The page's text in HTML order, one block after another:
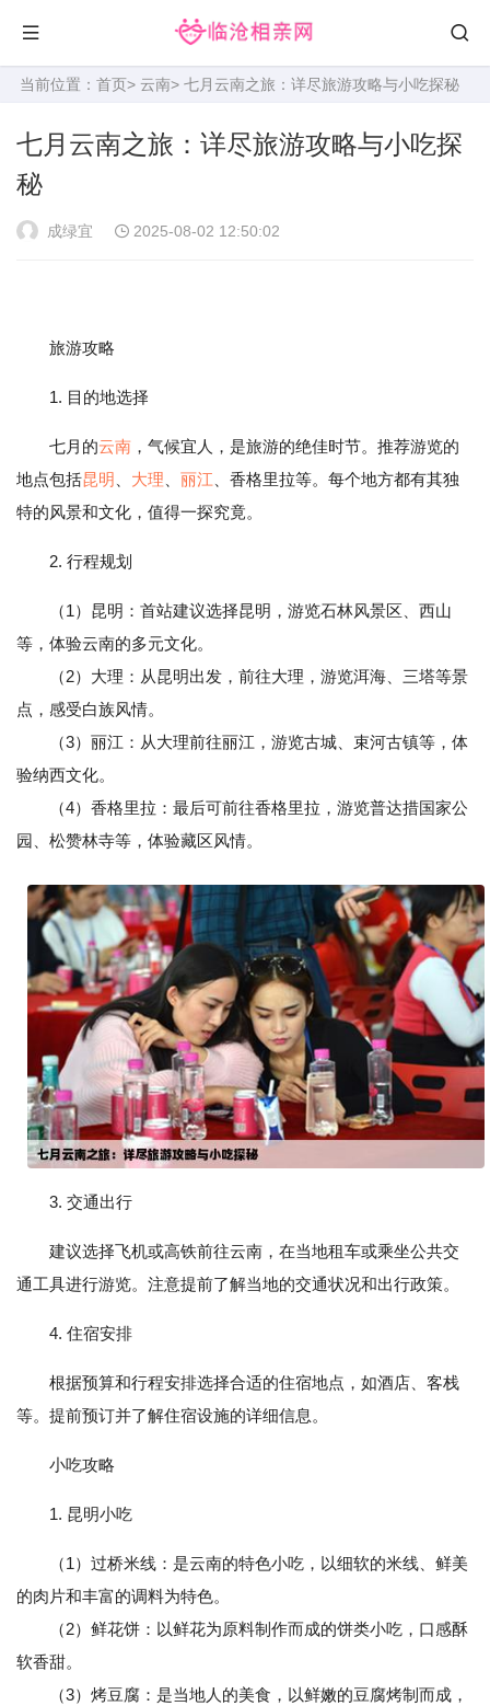
当前位置： 首页> 云南> 七月云南之旅：详尽旅游攻略与小吃探秘
七月云南之旅：详尽旅游攻略与小吃探
秘
成绿宜 2025-08-02 12:50:02
旅游攻略
1. 目的地选择
七月的云南 ，气候宜人，是旅游的绝佳时节。推荐游览的
地点包括昆明 大理 丽江 、香格里拉等。每个地方都有其独
特的风景和文化，值得一探究竟。
2. 行程规划
（1）昆明：首站建议选择昆明，游览石林风景区、西山
等，体验云南的多元文化。
（2）大理：从昆明出发，前往大理，游览洱海、三塔等景
点，感受白族风情。
（3）丽江：从大理前往丽江，游览古城、束河古镇等，体
验纳西文化。
（4）香格里拉：最后可前往香格里拉，游览普达措国家公
园、松赞林寺等，体验藏区风情。
3. 交通出行
建议选择飞机或高铁前往云南，在当地租车或乘坐公共交
通工具进行游览。注意提前了解当地的交通状况和出行政策。
4. 住宿安排
根据预算和行程安排选择合适的住宿地点，如酒店、客栈
等。提前预订并了解住宿设施的详细信息。
小吃攻略
1. 昆明小吃
（1）过桥米线：是云南的特色小吃，以细软的米线、鲜美
的肉片和丰富的调料为特色。
（2）鲜花饼：以鲜花为原料制作而成的饼类小吃，口感酥
软香甜。
（3）烤豆腐：是当地人的美食，以鲜嫩的豆腐烤制而成，